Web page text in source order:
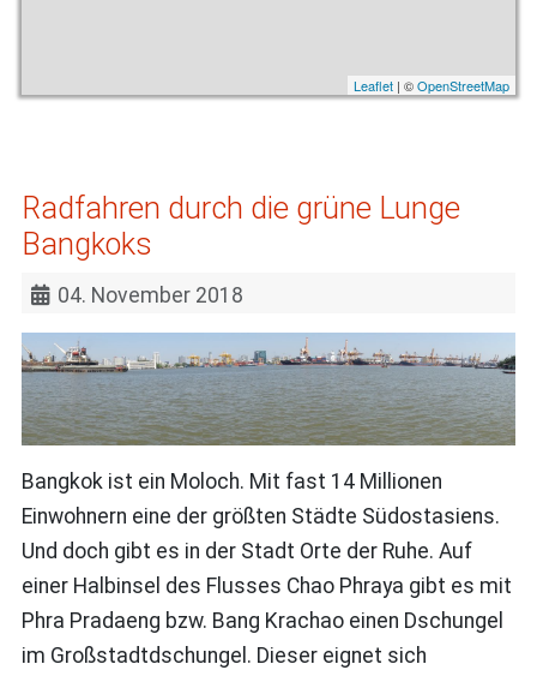
Leaflet | ©OpenStreetMap
Radfahren durch die grüne Lunge
Bangkoks
04. November 2018
Bangkok ist ein Moloch. Mit fast 14 Millionen
Einwohnern eine der größten Städte Südostasiens.
Und doch gibt es in der Stadt Orte der Ruhe. Auf
einer Halbinsel des Flusses Chao Phraya gibt es mit
Phra Pradaeng bzw. Bang Krachao einen Dschungel
im Großstadtdschungel. Dieser eignet sich